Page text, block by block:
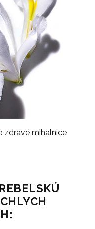
zdravé mihalnice